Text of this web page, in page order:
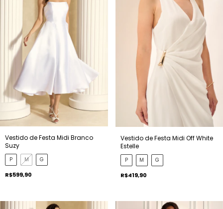
Vestido de Festa Midi Branco
Suzy
P M G
R$599,90
Vestido de Festa Midi Off White
Estelle
P M G
R$419,90